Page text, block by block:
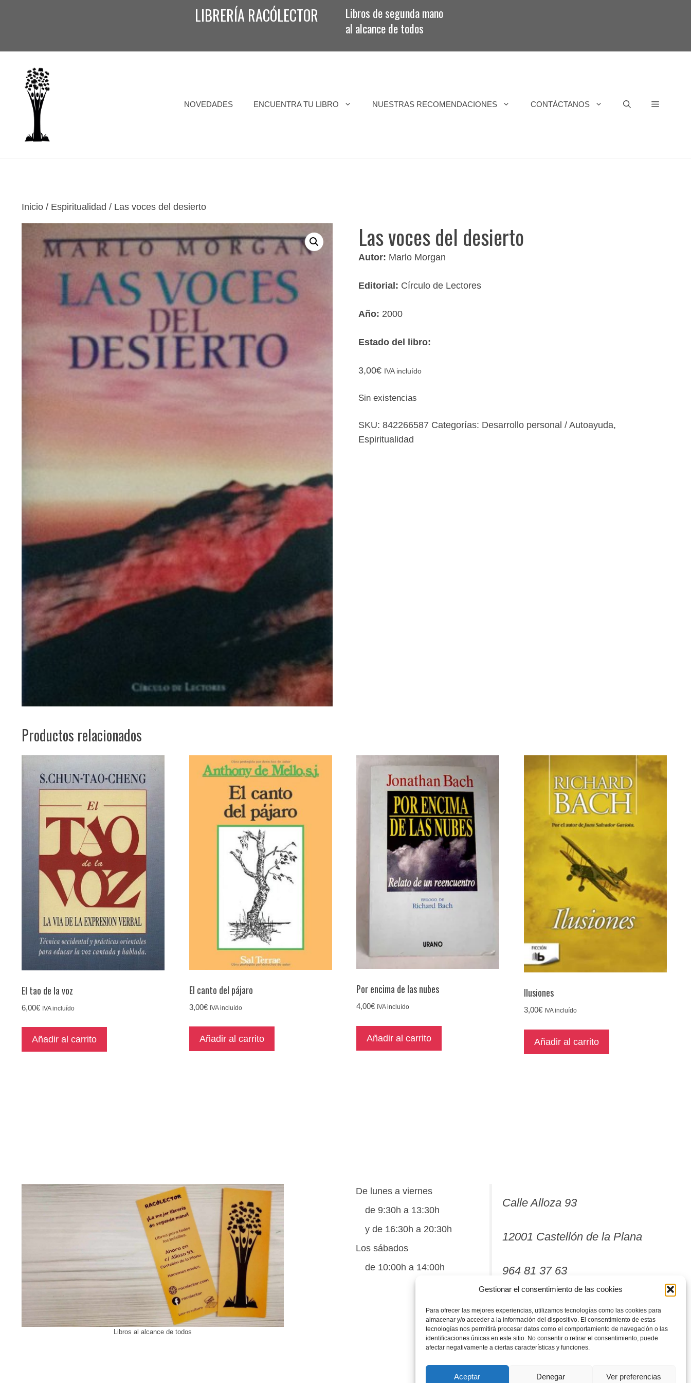
Gestionar el consentimiento de las cookies
Para ofrecer las mejores experiencias, utilizamos tecnologías como las cookies para
almacenar y/o acceder a la información del dispositivo. El consentimiento de estas
tecnologías nos permitirá procesar datos como el comportamiento de navegación o las
identificaciones únicas en este sitio. No consentir o retirar el consentimiento, puede
afectar negativamente a ciertas características y funciones.
Aceptar Denegar Ver preferencias
LIBRERÍA RACÓLECTOR
Libros de segunda mano
al alcance de todos
NOVEDADES ENCUENTRA TU LIBRO NUESTRAS RECOMENDACIONES CONTÁCTANOS
Inicio / Espiritualidad / Las voces del desierto
Las voces del desierto
Autor: Marlo Morgan
Editorial: Círculo de Lectores
Año: 2000
Estado del libro:
3,00€ IVA incluído
Sin existencias
SKU:842266587 Categorías: Desarrollo personal / Autoayuda,
Espiritualidad
Productos relacionados
El tao de la voz
6,00€ IVA incluído
Añadir al carrito
El canto del pájaro
3,00€ IVA incluído
Añadir al carrito
Por encima de las nubes
4,00€ IVA incluído
Añadir al carrito
Ilusiones
3,00€ IVA incluído
Añadir al carrito
Libros al alcance de todos
De lunes a viernes
de 9:30h a 13:30h
y de 16:30h a 20:30h
Los sábados
de 10:00h a 14:00h
Calle Alloza 93
12001 Castellón de la Plana
964 81 37 63